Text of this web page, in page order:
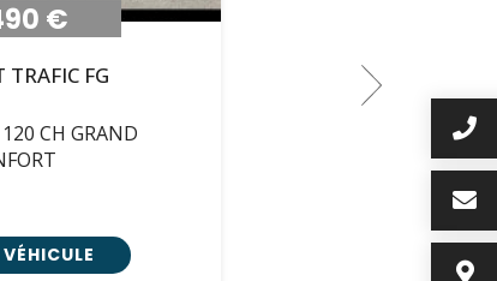
€
TRAFIC FG
CH GRAND